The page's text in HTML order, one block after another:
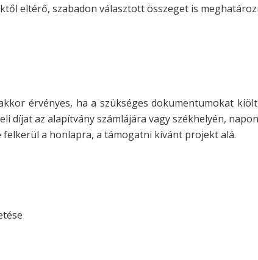
eltérő, szabadon választott összeget is
érvényes, ha a szükséges dokumentumokat
díjat az alapítvány számlájára vagy székhelyén,
felkerül a honlapra, a támogatni kívánt projekt alá.